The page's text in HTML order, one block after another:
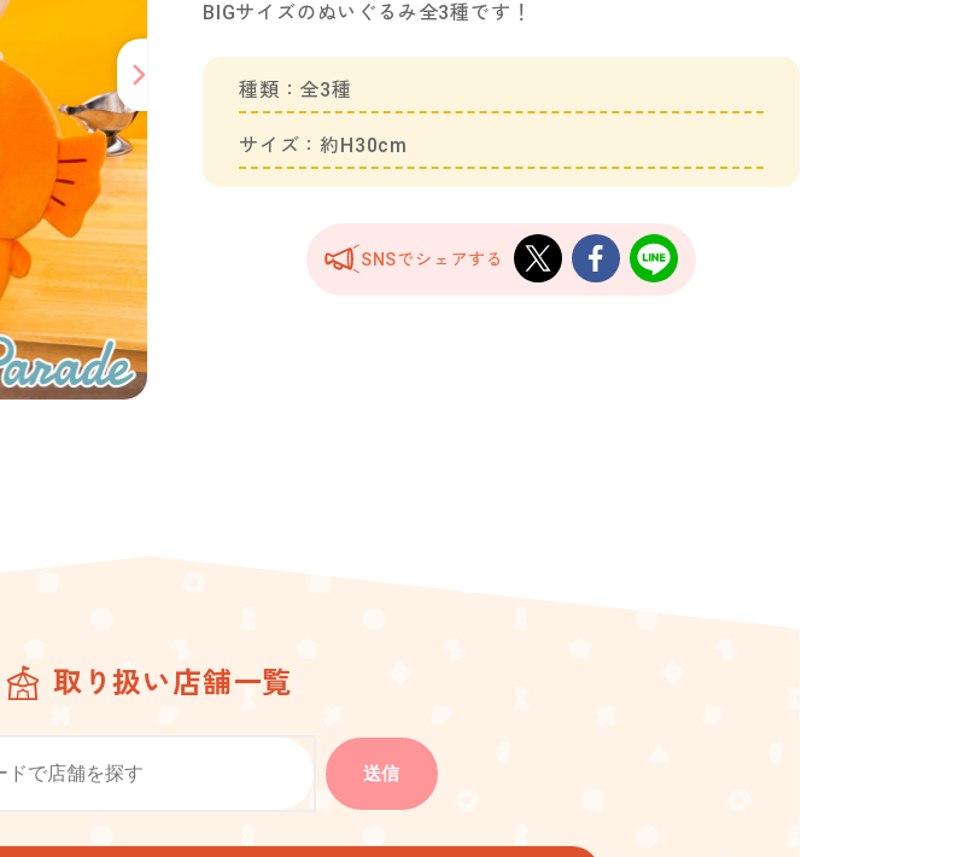
BIGサイズのぬいぐるみ全3種です！
種類：全3種
サイズ：約H30cm
SNSでシェアする
取り扱い店舗一覧
送信